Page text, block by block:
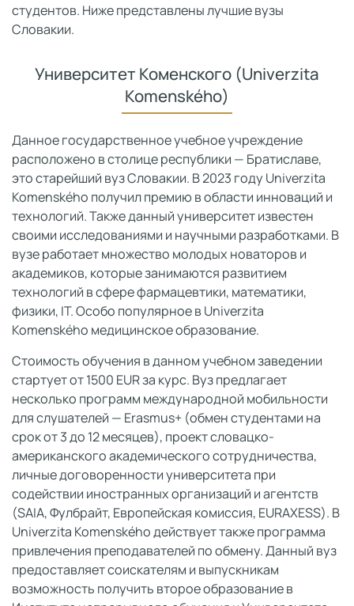
студентов. Ниже представлены лучшие вузы
Словакии.
Университет Коменского (Univerzita
Komenského)
Данное государственное учебное учреждение
расположено в столице республики — Братиславе,
это старейший вуз Словакии. В 2023 году Univerzita
Komenského получил премию в области инноваций и
технологий. Также данный университет известен
своими исследованиями и научными разработками. В
вузе работает множество молодых новаторов и
академиков, которые занимаются развитием
технологий в сфере фармацевтики, математики,
физики, IT. Особо популярное в Univerzita
Komenského медицинское образование.
Стоимость обучения в данном учебном заведении
стартует от 1500 EUR за курс. Вуз предлагает
несколько программ международной мобильности
для слушателей — Erasmus+ (обмен студентами на
срок от 3 до 12 месяцев), проект словацко-
американского академического сотрудничества,
личные договоренности университета при
содействии иностранных организаций и агентств
(SAIA, Фулбрайт, Европейская комиссия, EURAXESS). В
Univerzita Komenského действует также программа
привлечения преподавателей по обмену. Данный вуз
предоставляет соискателям и выпускникам
возможность получить второе образование в